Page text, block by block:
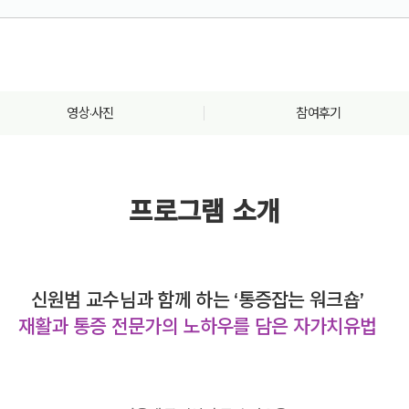
영상·사진 참여후기
프로그램 소개
신원범 교수님과 함께 하는 ‘통증잡는 워크숍’
재활과 통증 전문가의 노하우를 담은 자가치유법